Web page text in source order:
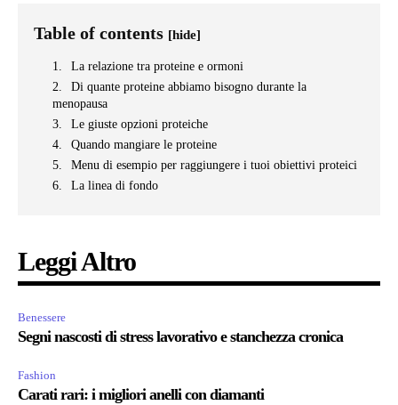
Table of contents [hide]
La relazione tra proteine ​​e ormoni
Di quante proteine ​​abbiamo bisogno durante la
menopausa
Le giuste opzioni proteiche
Quando mangiare le proteine
Menu di esempio per raggiungere i tuoi obiettivi proteici
La linea di fondo
Leggi Altro
Benessere
Segni nascosti di stress lavorativo e stanchezza cronica
Fashion
Carati rari: i migliori anelli con diamanti